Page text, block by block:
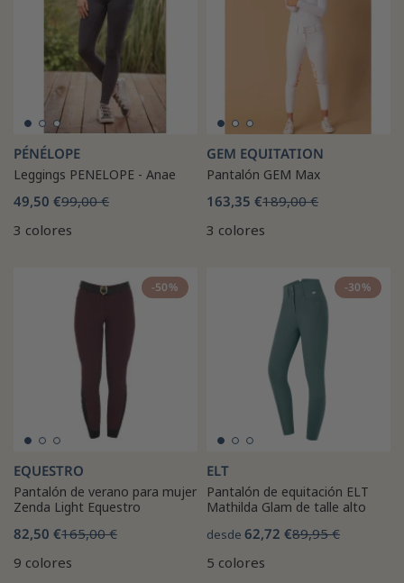
PÉNÉLOPE
Leggings PENELOPE - Anae
49,50 €99,00 €
3 colores
GEM EQUITATION
Pantalón GEM Max
163,35 €189,00 €
3 colores
-50%
EQUESTRO
Pantalón de verano para mujer
Zenda Light Equestro
82,50 €165,00 €
9 colores
-30%
ELT
Pantalón de equitación ELT
Mathilda Glam de talle alto
desde 62,72 €89,95 €
5 colores